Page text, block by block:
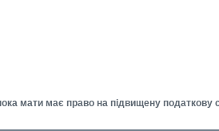
мати має право на підвищену податкову